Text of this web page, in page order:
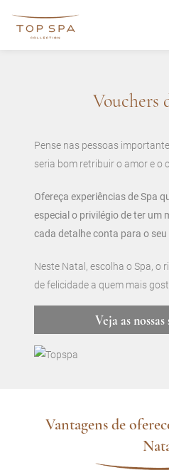
Vouchers
Pense nas pessoas
seria bom retribuir o amor e o
Ofereça experiências de Spa
especial o privilégio de ter um
cada detalhe conta para o
Neste Natal, escolha o Spa, o
de felicidade a quem mais
Veja as nossas
Vantagens de